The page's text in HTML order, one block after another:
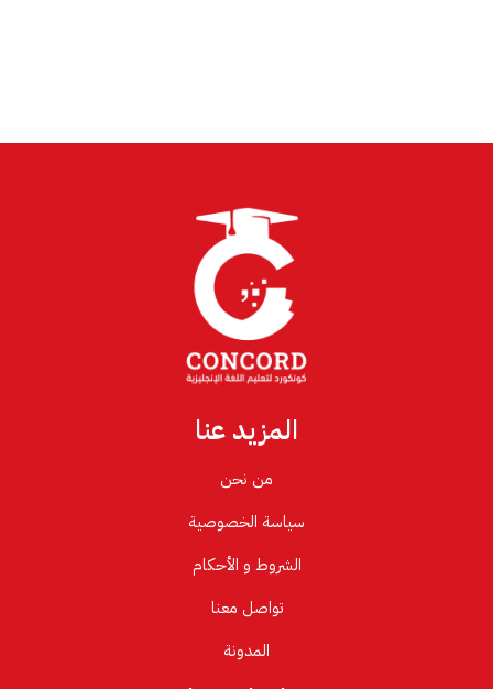
المزيد عنا
من نحن
سياسة الخصوصية
الشروط و الأحكام
تواصل معنا
المدونة